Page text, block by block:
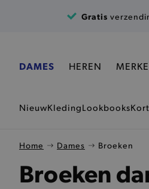
Gratis
DAMES HEREN
NieuwKledingLookbooks
Home Dames Broeken
Broeken